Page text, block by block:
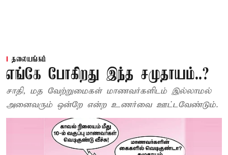
தலையங்கம்
எங்கே போகிறது இந்த சமுதாயம்..?
சாதி, மத வேற்றுமைகள் மாணவர்களிடம் இல்லாமல்
அனைவரும் ஒன்றே என்ற உணர்வை ஊட்டவேண்டும்.